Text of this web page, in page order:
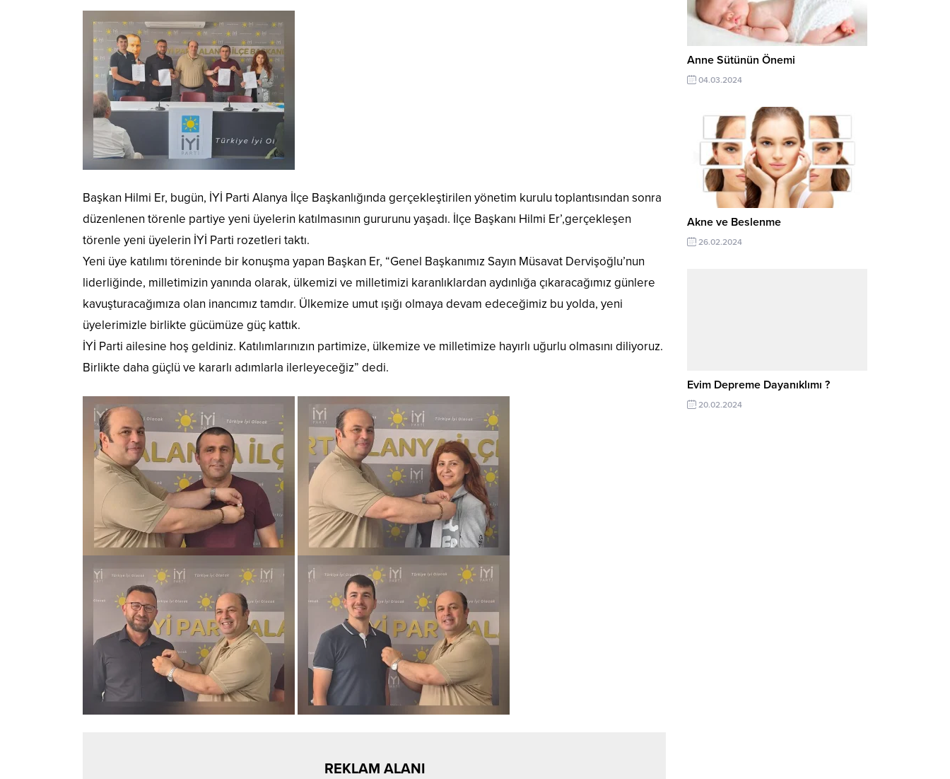
Başkan Hilmi Er, bugün, İYİ Parti Alanya İlçe Başkanlığında gerçekleştirilen yönetim kurulu toplantısından sonra
düzenlenen törenle partiye yeni üyelerin katılmasının gururunu yaşadı. İlçe Başkanı Hilmi Er’,gerçekleşen
törenle yeni üyelerin İYİ Parti rozetleri taktı.
Yeni üye katılımı töreninde bir konuşma yapan Başkan Er, “Genel Başkanımız Sayın Müsavat Dervişoğlu’nun
liderliğinde, milletimizin yanında olarak, ülkemizi ve milletimizi karanlıklardan aydınlığa çıkaracağımız günlere
kavuşturacağımıza olan inancımız tamdır. Ülkemize umut ışığı olmaya devam edeceğimiz bu yolda, yeni
üyelerimizle birlikte gücümüze güç kattık.
İYİ Parti ailesine hoş geldiniz. Katılımlarınızın partimize, ülkemize ve milletimize hayırlı uğurlu olmasını diliyoruz.
Birlikte daha güçlü ve kararlı adımlarla ilerleyeceğiz” dedi.
REKLAM ALANI
Anne Sütünün Önemi
04.03.2024
Akne ve Beslenme
26.02.2024
Evim Depreme Dayanıklımı ?
20.02.2024